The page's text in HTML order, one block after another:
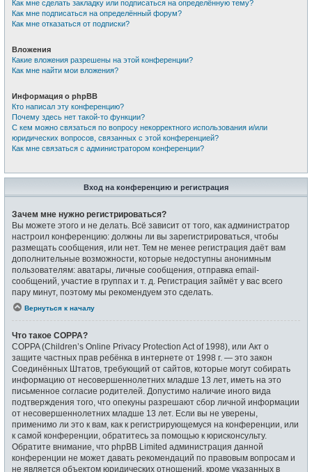
Как мне сделать закладку или подписаться на определённую тему?
Как мне подписаться на определённый форум?
Как мне отказаться от подписки?
Вложения
Какие вложения разрешены на этой конференции?
Как мне найти мои вложения?
Информация о phpBB
Кто написал эту конференцию?
Почему здесь нет такой-то функции?
С кем можно связаться по вопросу некорректного использования и/или
юридических вопросов, связанных с этой конференцией?
Как мне связаться с администратором конференции?
Вход на конференцию и регистрация
Зачем мне нужно регистрироваться?
Вы можете этого и не делать. Всё зависит от того, как администратор
настроил конференцию: должны ли вы зарегистрироваться, чтобы
размещать сообщения, или нет. Тем не менее регистрация даёт вам
дополнительные возможности, которые недоступны анонимным
пользователям: аватары, личные сообщения, отправка email-
сообщений, участие в группах и т. д. Регистрация займёт у вас всего
пару минут, поэтому мы рекомендуем это сделать.
Вернуться к началу
Что такое COPPA?
COPPA (Children’s Online Privacy Protection Act of 1998), или Акт о
защите частных прав ребёнка в интернете от 1998 г. — это закон
Соединённых Штатов, требующий от сайтов, которые могут собирать
информацию от несовершеннолетних младше 13 лет, иметь на это
письменное согласие родителей. Допустимо наличие иного вида
подтверждения того, что опекуны разрешают сбор личной информации
от несовершеннолетних младше 13 лет. Если вы не уверены,
применимо ли это к вам, как к регистрирующемуся на конференции, или
к самой конференции, обратитесь за помощью к юрисконсульту.
Обратите внимание, что phpBB Limited администрация данной
конференции не может давать рекомендаций по правовым вопросам и
не является объектом юридических отношений, кроме указанных в